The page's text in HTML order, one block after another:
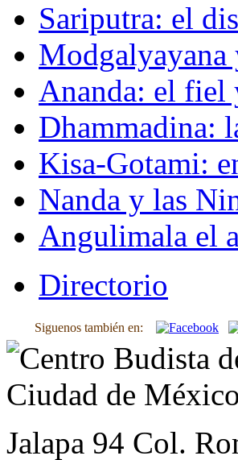
Sariputra: el
Modgalyayana
Ananda: el fiel
Dhammadina:
Kisa-Gotami:
Nanda y las
Angulimala el
Directorio
Siguenos también en:
Jalapa 94 Col.